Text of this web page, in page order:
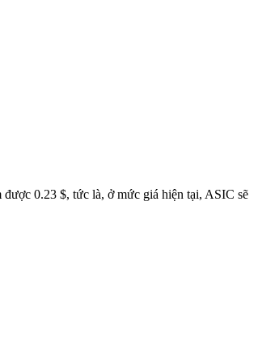
0.23 $, tức là, ở mức giá hiện tại, ASIC sẽ